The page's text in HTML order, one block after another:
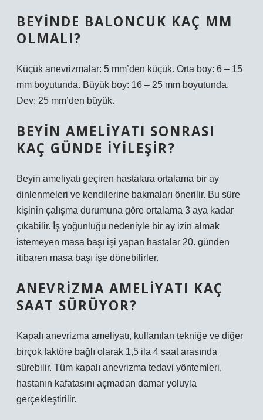
BEYINDE BALONCUK KAÇ MM
OLMALI?
Küçük anevrizmalar: 5 mm’den küçük. Orta boy: 6 – 15
mm boyutunda. Büyük boy: 16 – 25 mm boyutunda.
Dev: 25 mm’den büyük.
BEYIN AMELIYATI SONRASI
KAÇ GÜNDE IYILEŞIR?
Beyin ameliyatı geçiren hastalara ortalama bir ay
dinlenmeleri ve kendilerine bakmaları önerilir. Bu süre
kişinin çalışma durumuna göre ortalama 3 aya kadar
çıkabilir. İş yoğunluğu nedeniyle bir ay izin almak
istemeyen masa başı işi yapan hastalar 20. günden
itibaren masa başı işe dönebilirler.
ANEVRIZMA AMELIYATI KAÇ
SAAT SÜRÜYOR?
Kapalı anevrizma ameliyatı, kullanılan tekniğe ve diğer
birçok faktöre bağlı olarak 1,5 ila 4 saat arasında
sürebilir. Tüm kapalı anevrizma tedavi yöntemleri,
hastanın kafatasını açmadan damar yoluyla
gerçekleştirilir.